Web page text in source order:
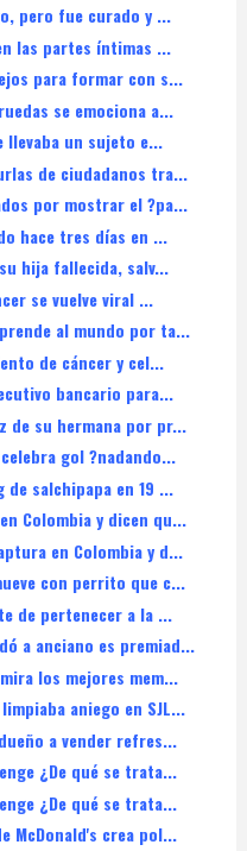
pero fue curado y ...
las partes íntimas ...
para formar con s...
se emociona a...
llevaba un sujeto e...
de ciudadanos tra...
por mostrar el ?pa...
hace tres días en ...
hija fallecida, salv...
se vuelve viral ...
al mundo por ta...
de cáncer y cel...
bancario para...
de su hermana por pr...
gol ?nadando...
salchipapa en 19 ...
Colombia y dicen qu...
en Colombia y d...
con perrito que c...
de pertenecer a la ...
a anciano es premiad...
los mejores mem...
aniego en SJL...
a vender refres...
¿De qué se trata...
¿De qué se trata...
McDonald's crea pol...